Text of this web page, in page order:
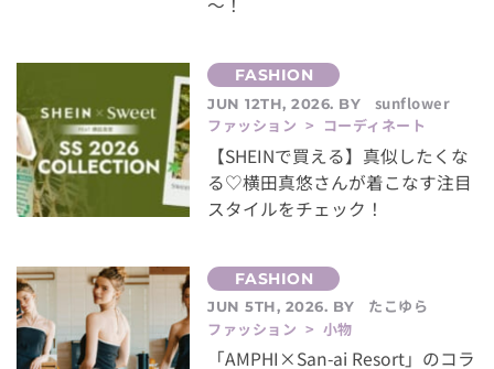
JUN 12TH, 2026. BY
sunflower
ファッション > コーディネート
【SHEINで買える】真似したくな
る♡横田真悠さんが着こなす注目
スタイルをチェック！
JUN 5TH, 2026. BY
たこゆら
ファッション > 小物
「AMPHI×San-ai Resort」のコラ